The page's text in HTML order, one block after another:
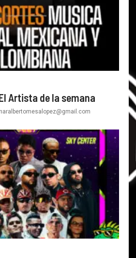
El Artista de la semana